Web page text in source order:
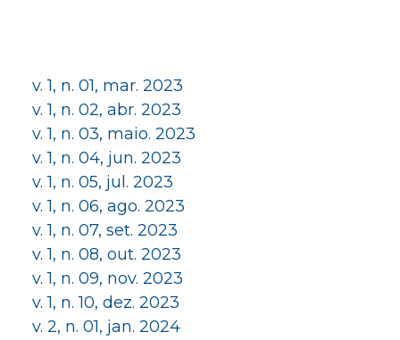
v. 1, n. 01, mar. 2023
v. 1, n. 02, abr. 2023
v. 1, n. 03, maio. 2023
v. 1, n. 04, jun. 2023
v. 1, n. 05, jul. 2023
v. 1, n. 06, ago. 2023
v. 1, n. 07, set. 2023
v. 1, n. 08, out. 2023
v. 1, n. 09, nov. 2023
v. 1, n. 10, dez. 2023
v. 2, n. 01, jan. 2024